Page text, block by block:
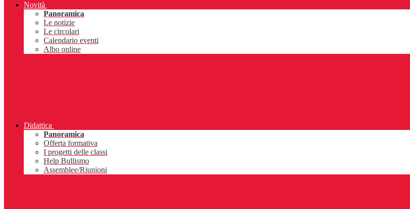
Novità
Panoramica
Le notizie
Le circolari
Calendario eventi
Albo online
Didattica
Panoramica
Offerta formativa
I progetti delle classi
Help Bullismo
Assemblee/Riunioni